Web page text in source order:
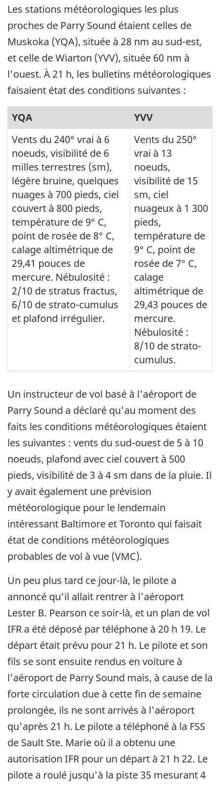
Les stations météorologiques les plus
proches de Parry Sound étaient celles de
Muskoka (YQA), située à 28 nm au sud-est,
et celle de Wiarton (YVV), située 60 nm à
l'ouest. À 21 h, les bulletins météorologiques
faisaient état des conditions suivantes :
YQA
YVV
Vents du 240° vrai à 6
noeuds, visibilité de 6
milles terrestres (sm),
légère bruine, quelques
nuages à 700 pieds, ciel
couvert à 800 pieds,
température de 9° C,
point de rosée de 8° C,
calage altimétrique de
29,41 pouces de
mercure. Nébulosité :
2/10 de stratus fractus,
6/10 de strato-cumulus
et plafond irrégulier.
Vents du 250°
vrai à 13
noeuds,
visibilité de 15
sm, ciel
nuageux à 1 300
pieds,
température de
9° C, point de
rosée de 7° C,
calage
altimétrique de
29,43 pouces de
mercure.
Nébulosité :
8/10 de strato-
cumulus.
Un instructeur de vol basé à l'aéroport de
Parry Sound a déclaré qu'au moment des
faits les conditions météorologiques étaient
les suivantes : vents du sud-ouest de 5 à 10
noeuds, plafond avec ciel couvert à 500
pieds, visibilité de 3 à 4 sm dans de la pluie. Il
y avait également une prévision
météorologique pour le lendemain
intéressant Baltimore et Toronto qui faisait
état de conditions météorologiques
probables de vol à vue (VMC).
Un peu plus tard ce jour-là, le pilote a
annoncé qu'il allait rentrer à l'aéroport
Lester B. Pearson ce soir-là, et un plan de vol
IFR a été déposé par téléphone à 20 h 19. Le
départ était prévu pour 21 h. Le pilote et son
fils se sont ensuite rendus en voiture à
l'aéroport de Parry Sound mais, à cause de la
forte circulation due à cette fin de semaine
prolongée, ils ne sont arrivés à l'aéroport
qu'après 21 h. Le pilote a téléphoné à la FSS
de Sault Ste. Marie où il a obtenu une
autorisation IFR pour un départ à 21 h 22. Le
pilote a roulé jusqu'à la piste 35 mesurant 4